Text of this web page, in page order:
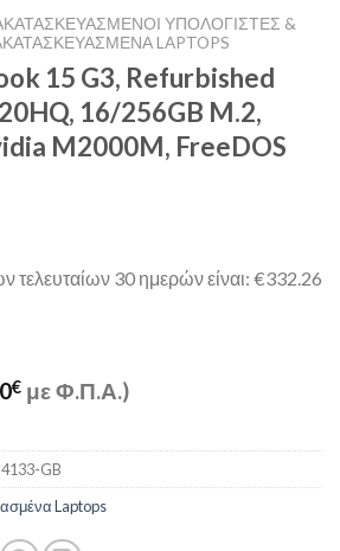
ΥΠΟΛΟΓΙΣΤΈΣ &
LAPTOPS
15 G3, Refurbished
16/256GB M.2,
M2000M, FreeDOS
τελευταίων 30 ημερών είναι: €332.26
€ με Φ.Π.Α.)
GB
Laptops